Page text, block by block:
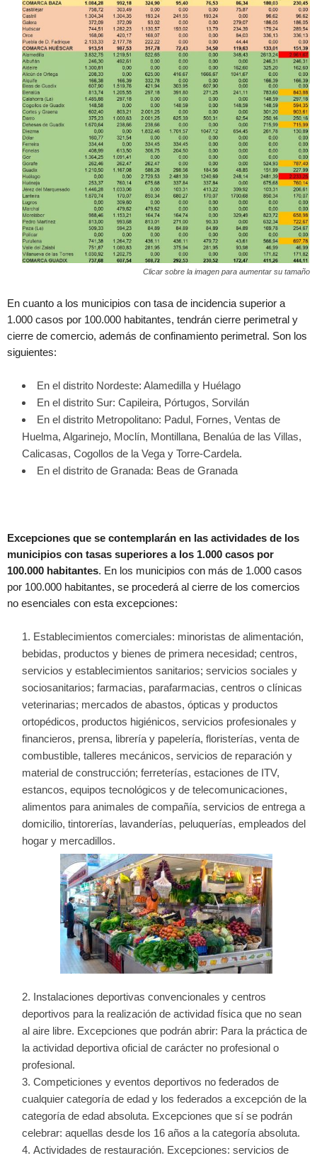
Clicar sobre la imagen para aumentar su tamaño
En cuanto a los municipios con tasa de incidencia superior a
1.000 casos por 100.000 habitantes, tendrán cierre perimetral y
cierre de comercio, además de confinamiento perimetral. Son los
siguientes:
En el distrito Nordeste: Alamedilla y Huélago
En el distrito Sur: Capileira, Pórtugos, Sorvilán
En el distrito Metropolitano: Padul, Fornes, Ventas de
Huelma, Algarinejo, Moclín, Montillana, Benalúa de las Villas,
Calicasas, Cogollos de la Vega y Torre-Cardela.
En el distrito de Granada: Beas de Granada
Excepciones que se contemplarán en las actividades de los
municipios con tasas superiores a los 1.000 casos por
100.000 habitantes. En los municipios con más de 1.000 casos
por 100.000 habitantes, se procederá al cierre de los comercios
no esenciales con esta excepciones:
Establecimientos comerciales: minoristas de alimentación,
bebidas, productos y bienes de primera necesidad; centros,
servicios y establecimientos sanitarios; servicios sociales y
sociosanitarios; farmacias, parafarmacias, centros o clínicas
veterinarias; mercados de abastos, ópticas y productos
ortopédicos, productos higiénicos, servicios profesionales y
financieros, prensa, librería y papelería, floristerías, venta de
combustible, talleres mecánicos, servicios de reparación y
material de construcción; ferreterías, estaciones de ITV,
estancos, equipos tecnológicos y de telecomunicaciones,
alimentos para animales de compañía, servicios de entrega a
domicilio, tintorerías, lavanderías, peluquerías, empleados del
hogar y mercadillos.
Instalaciones deportivas convencionales y centros
deportivos para la realización de actividad física que no sean
al aire libre. Excepciones que podrán abrir: Para la práctica de
la actividad deportiva oficial de carácter no profesional o
profesional.
Competiciones y eventos deportivos no federados de
cualquier categoría de edad y los federados a excepción de la
categoría de edad absoluta. Excepciones que sí se podrán
celebrar: aquellas desde los 16 años a la categoría absoluta.
Actividades de restauración. Excepciones: servicios de